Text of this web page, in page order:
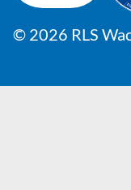
© 2026 RLS